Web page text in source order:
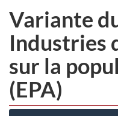
Variante
Industries
sur la
(EPA)